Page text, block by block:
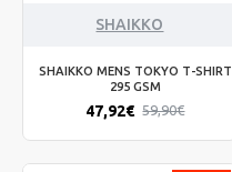
SHAIKKO
SHAIKKO MENS TOKYO T-SHIRT
295 GSM
47,92€ 59,90€